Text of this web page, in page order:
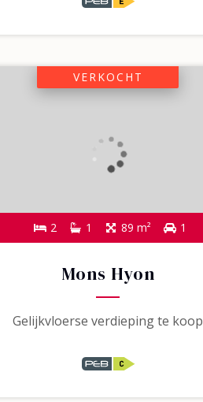
2 1 89 m² 1
VERKOCHT
Mons Hyon
Gelijkvloerse verdieping te koop